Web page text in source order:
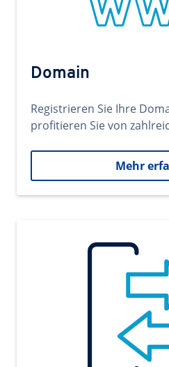
Domain
Registrieren Sie Ihre
profitieren Sie von
Mehr